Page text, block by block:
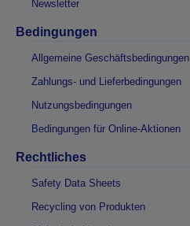
Newsletter
Bedingungen
Allgemeine Geschäftsbedingungen
Zahlungs- und Lieferbedingungen
Nutzungsbedingungen
Bedingungen für Online-Aktionen
Rechtliches
Safety Data Sheets
Recycling von Produkten